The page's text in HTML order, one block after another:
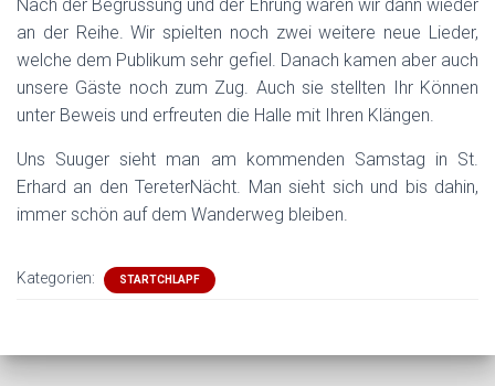
Nach der Begrüssung und der Ehrung waren wir dann wieder
an der Reihe. Wir spielten noch zwei weitere neue Lieder,
welche dem Publikum sehr gefiel. Danach kamen aber auch
unsere Gäste noch zum Zug. Auch sie stellten Ihr Können
unter Beweis und erfreuten die Halle mit Ihren Klängen.
Uns Suuger sieht man am kommenden Samstag in St.
Erhard an den TereterNächt. Man sieht sich und bis dahin,
immer schön auf dem Wanderweg bleiben.
Kategorien: STARTCHLAPF